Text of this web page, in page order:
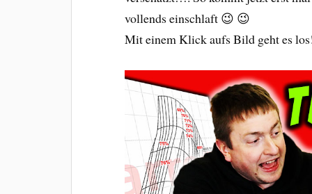
vollends einschlaft 😉 😉
Mit einem Klick aufs Bild geht es